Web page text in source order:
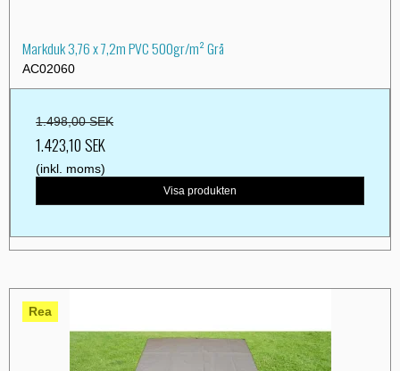
Markduk 3,76 x 7,2m PVC 500gr/m² Grå
AC02060
1.498,00 SEK
1.423,10 SEK
(inkl. moms)
Visa produkten
Rea